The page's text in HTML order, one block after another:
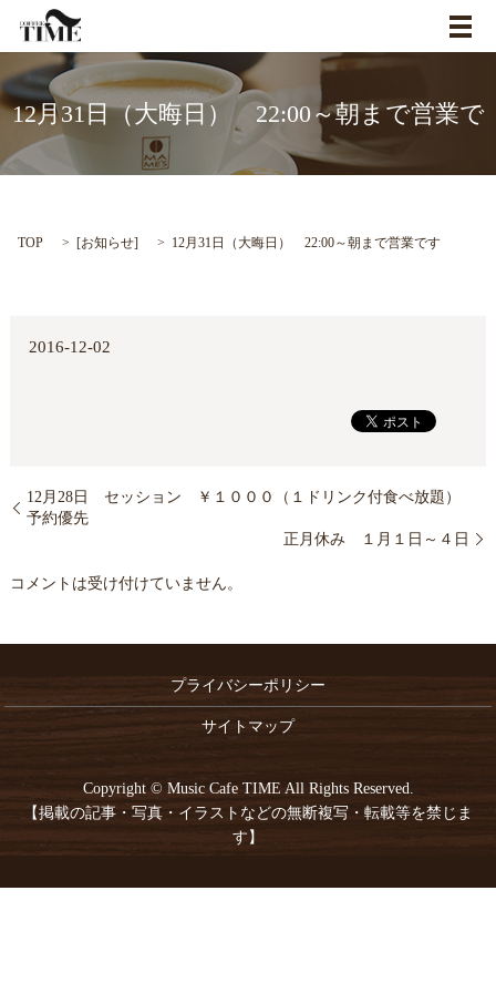
メ
12月31日（大晦日） 22:00～朝まで営業で
す
TOP [お知らせ] 12月31日（大晦日） 22:00～朝まで営業です
2016-12-02
12月28日 セッション ￥１０００（１ドリンク付食べ放題）
予約優先
正月休み １月１日～４日
コメントは受け付けていません。
プライバシーポリシー
サイトマップ
Copyright © Music Cafe TIME All Rights Reserved.
【掲載の記事・写真・イラストなどの無断複写・転載等を禁じま
す】